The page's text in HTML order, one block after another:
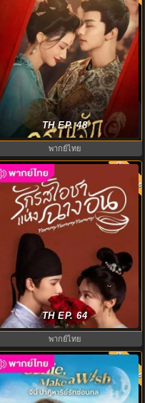
อรุณรักแรกแค้น (2025) In the
Name of Dawn พากย์ไทย EP.1-24
TH EP. 48
พากย์ไทย
รักรสโอชาแห่งฉางอัน พากย์ไทย
(2025) Yummy Yummy Yummy
EP1-32
8.0 พากย์ไทย
TH EP. 64
พากย์ไทย
8.0 พากย์ไทย